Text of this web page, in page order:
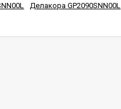
Делакора GP2090SNN00L